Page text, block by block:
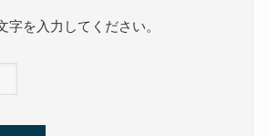
字を入力してください。